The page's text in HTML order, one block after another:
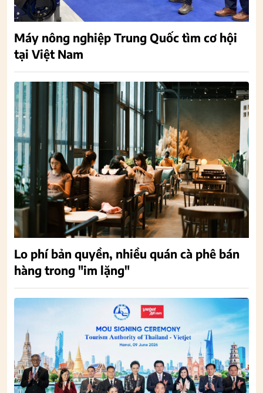
Máy nông nghiệp Trung Quốc tìm cơ hội
tại Việt Nam
Lo phí bản quyền, nhiều quán cà phê bán
hàng trong "im lặng"